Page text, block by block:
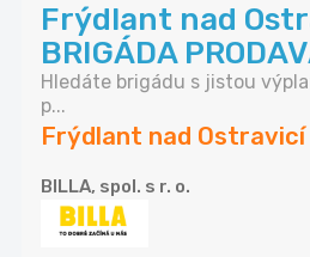
Frýdlant nad
BRIGÁDA
Hledáte brigádu s jistou
p...
Frýdlant nad Ostravicí
BILLA, spol. s r. o.